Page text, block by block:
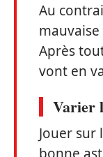
Au
Après
vont en
Varier
Jouer sur